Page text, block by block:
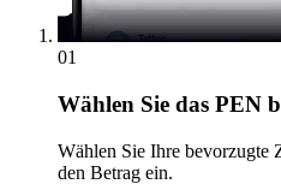
01
Wählen Sie das PEN
Wählen Sie Ihre bevorzugte
den Betrag ein.